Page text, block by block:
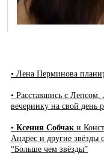
• Лена Перминова
• Расставшись с
вечеринку на свой день
• Ксения Собчак и
Андрес и другие звёзды
“Больше чем звёзды”